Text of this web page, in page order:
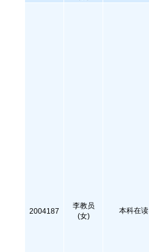
2004187
李教员
(女)
本科在读